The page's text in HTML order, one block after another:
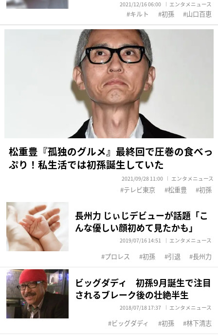
2021/12/16 06:00 エンタメニュース
キルト 初孫 山口百恵
松重豊『孤独のグルメ』最終回で圧巻の食べっ
ぷり！私生活では初孫誕生していた
2021/09/28 11:00 エンタメニュース
テレビ東京 松重豊 初孫
長州力 じぃじデビューが話題「こ
んな優しい顔初めて見たかも」
2019/07/16 14:51 エンタメニュース
プロレス 初孫 引退 長州力
ビッグダディ 初孫9月誕生で注目
されるブレーク後の壮絶半生
2018/07/18 17:37 エンタメニュース
ビッグダディ 初孫 林下清志